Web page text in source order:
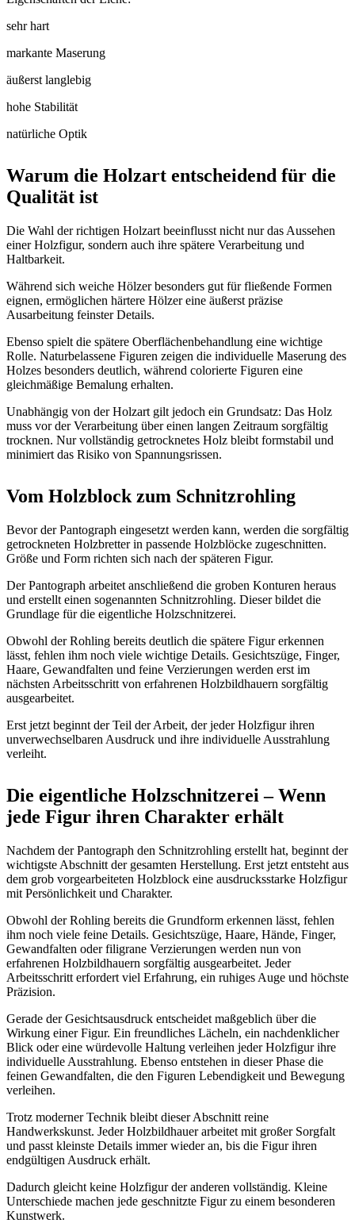
sehr hart
markante Maserung
äußerst langlebig
hohe Stabilität
natürliche Optik
Warum die Holzart entscheidend für die
Qualität ist
Die Wahl der richtigen Holzart beeinflusst nicht nur das Aussehen
einer Holzfigur, sondern auch ihre spätere Verarbeitung und
Haltbarkeit.
Während sich weiche Hölzer besonders gut für fließende Formen
eignen, ermöglichen härtere Hölzer eine äußerst präzise
Ausarbeitung feinster Details.
Ebenso spielt die spätere Oberflächenbehandlung eine wichtige
Rolle. Naturbelassene Figuren zeigen die individuelle Maserung des
Holzes besonders deutlich, während colorierte Figuren eine
gleichmäßige Bemalung erhalten.
Unabhängig von der Holzart gilt jedoch ein Grundsatz: Das Holz
muss vor der Verarbeitung über einen langen Zeitraum sorgfältig
trocknen. Nur vollständig getrocknetes Holz bleibt formstabil und
minimiert das Risiko von Spannungsrissen.
Vom Holzblock zum Schnitzrohling
Bevor der Pantograph eingesetzt werden kann, werden die sorgfältig
getrockneten Holzbretter in passende Holzblöcke zugeschnitten.
Größe und Form richten sich nach der späteren Figur.
Der Pantograph arbeitet anschließend die groben Konturen heraus
und erstellt einen sogenannten Schnitzrohling. Dieser bildet die
Grundlage für die eigentliche Holzschnitzerei.
Obwohl der Rohling bereits deutlich die spätere Figur erkennen
lässt, fehlen ihm noch viele wichtige Details. Gesichtszüge, Finger,
Haare, Gewandfalten und feine Verzierungen werden erst im
nächsten Arbeitsschritt von erfahrenen Holzbildhauern sorgfältig
ausgearbeitet.
Erst jetzt beginnt der Teil der Arbeit, der jeder Holzfigur ihren
unverwechselbaren Ausdruck und ihre individuelle Ausstrahlung
verleiht.
Die eigentliche Holzschnitzerei – Wenn
jede Figur ihren Charakter erhält
Nachdem der Pantograph den Schnitzrohling erstellt hat, beginnt der
wichtigste Abschnitt der gesamten Herstellung. Erst jetzt entsteht aus
dem grob vorgearbeiteten Holzblock eine ausdrucksstarke Holzfigur
mit Persönlichkeit und Charakter.
Obwohl der Rohling bereits die Grundform erkennen lässt, fehlen
ihm noch viele feine Details. Gesichtszüge, Haare, Hände, Finger,
Gewandfalten oder filigrane Verzierungen werden nun von
erfahrenen Holzbildhauern sorgfältig ausgearbeitet. Jeder
Arbeitsschritt erfordert viel Erfahrung, ein ruhiges Auge und höchste
Präzision.
Gerade der Gesichtsausdruck entscheidet maßgeblich über die
Wirkung einer Figur. Ein freundliches Lächeln, ein nachdenklicher
Blick oder eine würdevolle Haltung verleihen jeder Holzfigur ihre
individuelle Ausstrahlung. Ebenso entstehen in dieser Phase die
feinen Gewandfalten, die den Figuren Lebendigkeit und Bewegung
verleihen.
Trotz moderner Technik bleibt dieser Abschnitt reine
Handwerkskunst. Jeder Holzbildhauer arbeitet mit großer Sorgfalt
und passt kleinste Details immer wieder an, bis die Figur ihren
endgültigen Ausdruck erhält.
Dadurch gleicht keine Holzfigur der anderen vollständig. Kleine
Unterschiede machen jede geschnitzte Figur zu einem besonderen
Kunstwerk.